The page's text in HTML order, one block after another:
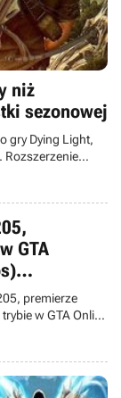
niż
sezonowej
gry Dying Light,
Rozszerzenie
season passa,
przepustkę
GTA
premierze
w GTA Online
ze świata –